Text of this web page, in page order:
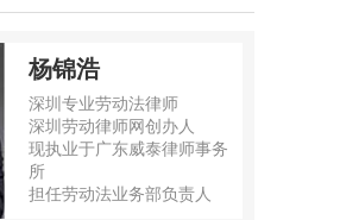
杨锦浩
深圳专业劳动法律师
深圳劳动律师网创办人
现执业于广东威泰律师事务
所
担任劳动法业务部负责人